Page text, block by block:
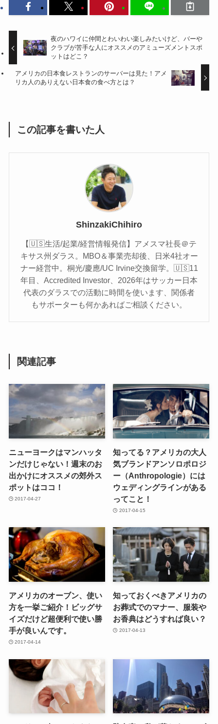
夜のハワイに仲間とわいわい楽しみたいけど、バーや
クラブが苦手な人にオススメのアミューズメントスポ
ットはどこ？
アメリカの日本食レストランのサーバーは見た！アメ
リカ人のありえない日本食の食べ方とは？
この記事を書いた人
ShinzakiChihiro
【🇺🇸生活/起業/経営情報発信】アメスマ社長＠テ
キサス州ダラス。MBO＆事業売却後、日米4社オー
ナー経営中。桐光/慶應/UC Irvine交換留学。🇺🇸11
年目、Accredited Investor、2026年はサッカー日本
代表のダラスでの活動に時間を使います、関係者
もサポーターも何かあればご相談ください。
関連記事
ニューヨークはマンハッタ
ンだけじゃない！週末のお
出かけにオススメの郊外ス
ポットはココ！
2017-04-27
知ってる？アメリカの大人
気ブランドアンソロポロジ
ー（Anthropologie）には
ウェディングラインがある
ってこと！
2017-04-15
アメリカのオーブン、使い
方を一挙ご紹介！ビッグサ
イズだけど超便利で使い勝
手が良いんです。
2017-04-14
知っておくべきアメリカの
お葬式でのマナー、服装や
お香典はどうすれば良い？
2017-04-13